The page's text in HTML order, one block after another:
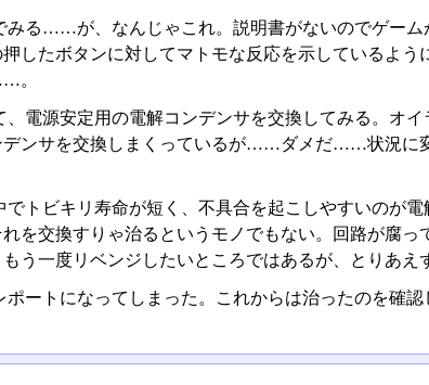
みる……が、なんじゃこれ。説明書がないのでゲーム
したボタンに対してマトモな反応を示しているよ
。
、電源安定用の電解コンデンサを交換してみる。オ
デンサを交換しまくっているが……ダメだ……状況に
でトビキリ寿命が短く、不具合を起こしやすいのが
を交換すりゃ治るというモノでもない。回路が腐
う一度リベンジしたいところではあるが、とりあえ
ポートになってしまった。これからは治ったのを確